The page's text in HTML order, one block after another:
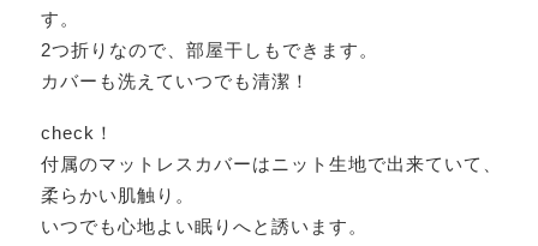
す。
2つ折りなので、部屋干しもできます。
カバーも洗えていつでも清潔！
check！
付属のマットレスカバーはニット生地で出来ていて、
柔らかい肌触り。
いつでも心地よい眠りへと誘います。